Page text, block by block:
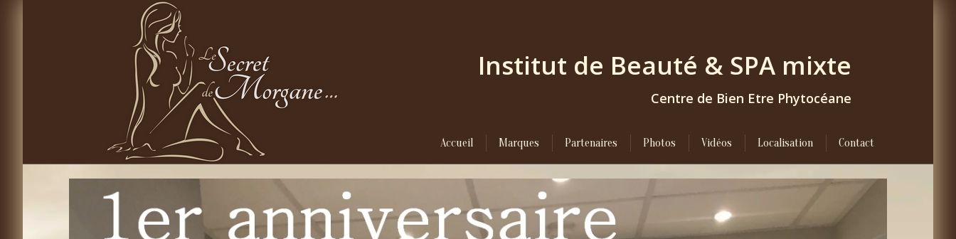
Institut de Beauté & SPA mixte
Centre de Bien Etre Phytocéane
Accueil Marques Partenaires Photos Vidéos Localisation Contact